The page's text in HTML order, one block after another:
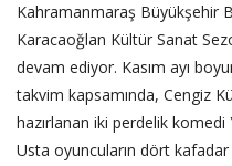
Kahramanmaraş Büyükşehir
Karacaoğlan Kültür Sanat
devam ediyor. Kasım ayı
takvim kapsamında, Cengiz
hazırlanan iki perdelik
Usta oyuncuların dört